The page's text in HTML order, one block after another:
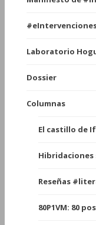
Laboratorio
Dossier
Columnas
El castillo de If
Reseñas
80P1VM: 80